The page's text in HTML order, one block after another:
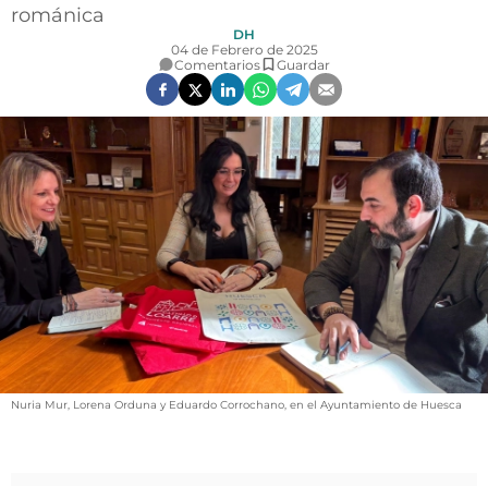
SOCIEDAD
OPINIÓN
GALERÍAS
VÍDEOS
CONTACTAR
FIESTAS EN EL ALTO ARAGÓN
FIESTAS DE SAN LORENZO
AGENDA
románica
DH
04 de Febrero de 2025
Comentarios
Guardar
Nuria Mur, Lorena Orduna y Eduardo Corrochano, en el Ayuntamiento de Huesca